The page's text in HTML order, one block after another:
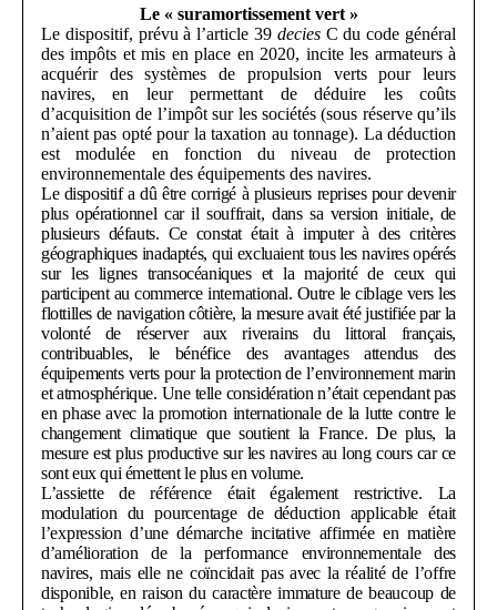
Le « suramortissement vert »
Le dispositif, prévu à l’article 39 deciesC du code général
des impôts et mis en place en 2020, incite les armateurs à
acquérir des systèmes de propulsion verts pour leurs
navires, en leur permettant de déduire les coûts
d’acquisition de l’impôt sur les sociétés (sous réserve qu’ils
n’aient pas opté pour la taxation au tonnage). La déduction
est modulée en fonction du niveau de protection
environnementale des équipements des navires.
Le dispositif a dû être corrigé à plusieurs reprises pour devenir
plus opérationnel car il souffrait, dans sa version initiale, de
plusieurs défauts. Ce constat était à imputer à des critères
géographiques inadaptés, qui excluaient tous les navires opérés
sur les lignes transocéaniques et la majorité de ceux qui
participent au commerce international. Outre le ciblage vers les
flottilles de navigation côtière, la mesure avait été justifiée par la
volonté de réserver aux riverains du littoral français,
contribuables, le bénéfice des avantages attendus des
équipements verts pour la protection de l’environnement marin
et atmosphérique. Une telle considération n’était cependant pas
en phase avec la promotion internationale de la lutte contre le
changement climatique que soutient la France. De plus, la
mesure est plus productive sur les navires au long cours car ce
sont eux qui émettent le plus en volume.
L’assiette de référence était également restrictive. La
modulation du pourcentage de déduction applicable était
l’expression d’une démarche incitative affirmée en matière
d’amélioration de la performance environnementale des
navires, mais elle ne coïncidait pas avec la réalité de l’offre
disponible, en raison du caractère immature de beaucoup de